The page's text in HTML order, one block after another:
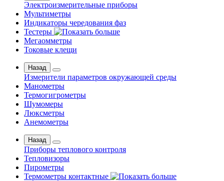
Электроизмерительные приборы
Мультиметры
Индикаторы чередования фаз
Тестеры
Мегаомметры
Токовые клещи
Назад
Измерители параметров окружающей среды
Манометры
Термогигрометры
Шумомеры
Люксметры
Анемометры
Назад
Приборы теплового контроля
Тепловизоры
Пирометры
Термометры контактные